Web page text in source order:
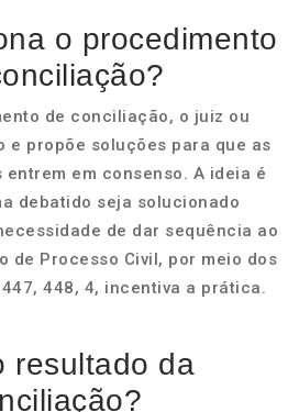
o procedimento
de conciliação, o juiz ou
e propõe soluções para que as
entrem em consenso. A ideia é
debatido seja solucionado
de dar sequência ao
de Processo Civil, por meio dos
448, 4, incentiva a prática.
resultado da